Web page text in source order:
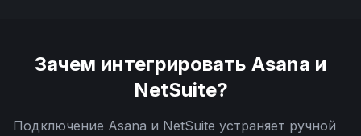
Зачем интегрировать Asana и
NetSuite?
Подключение Asana и NetSuite устраняет ручной